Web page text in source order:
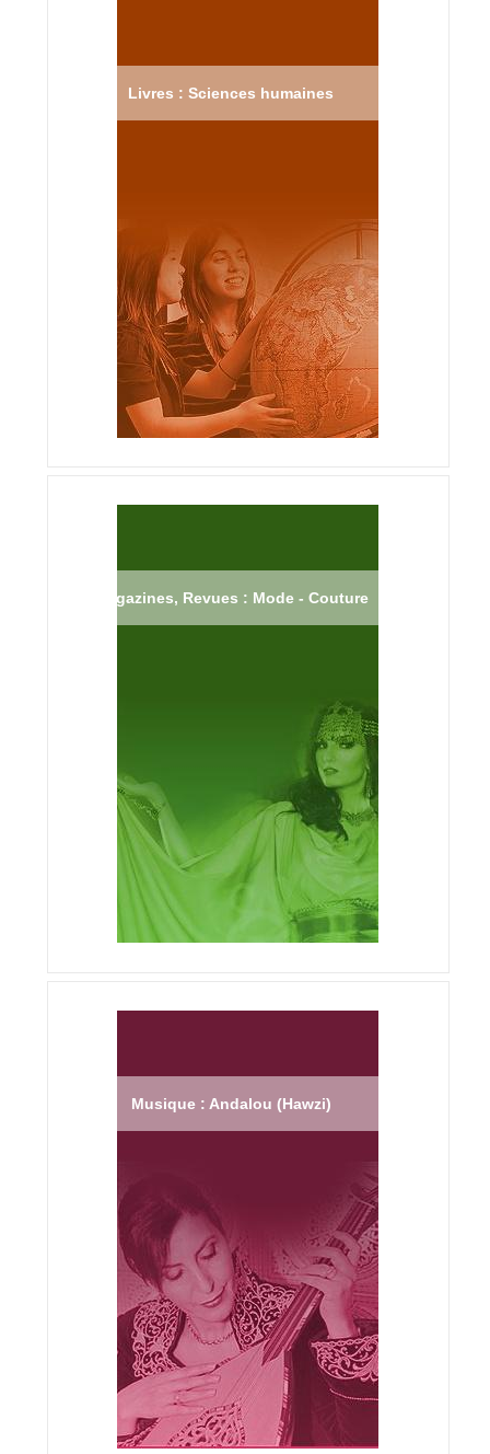
Livres : Sciences humaines
Magazines, Revues : Mode - Couture
Musique : Andalou (Hawzi)